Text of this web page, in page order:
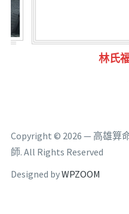
林氏福
共
Copyright © 2026 — 高雄算
師. All Rights Reserved
Designed byWPZOOM